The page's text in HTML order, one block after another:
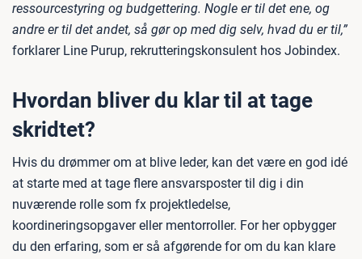
ressourcestyring og budgettering. Nogle er til det ene, og
andre er til det andet, så gør op med dig selv, hvad du er til,”
forklarer Line Purup, rekrutteringskonsulent hos Jobindex.
Hvordan bliver du klar til at tage
skridtet?
Hvis du drømmer om at blive leder, kan det være en god idé
at starte med at tage flere ansvarsposter til dig i din
nuværende rolle som fx projektledelse,
koordineringsopgaver eller mentorroller. For her opbygger
du den erfaring, som er så afgørende for om du kan klare